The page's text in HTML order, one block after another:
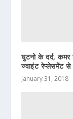
घुटनो के दर्द, कमर
ज्वाइंट रेप्लेसमेंट
January 31, 2018